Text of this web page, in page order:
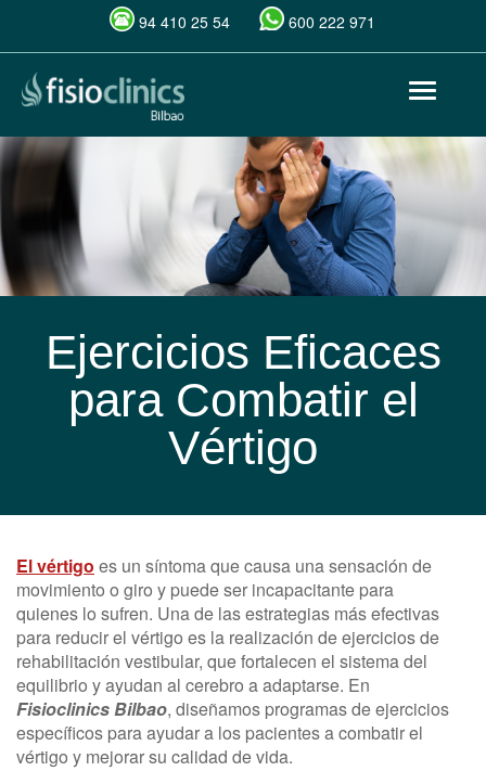
Pasar
contenido
principal
94 410 25 54 600 222 971
Toggle
Ejercicios Eficaces
para Combatir el
Vértigo
El vértigo es un síntoma que causa una sensación de
movimiento o giro y puede ser incapacitante para
quienes lo sufren. Una de las estrategias más efectivas
para reducir el vértigo es la realización de ejercicios de
rehabilitación vestibular, que fortalecen el sistema del
equilibrio y ayudan al cerebro a adaptarse. En
Fisioclinics Bilbao, diseñamos programas de ejercicios
específicos para ayudar a los pacientes a combatir el
vértigo y mejorar su calidad de vida.